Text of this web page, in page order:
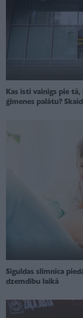
Kas īsti vainīgs pie
ģimenes palātu?
Siguldas slimnīca
dzemdību laikā